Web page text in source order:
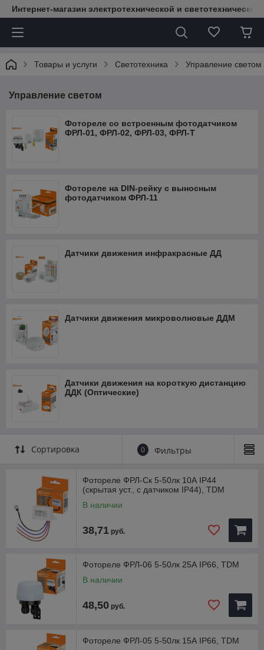
Интернет-магазин электротехнической и
Товары и услуги Светотехника Управление светом
Управление светом
Фотореле со встроенным фотодатчиком
ФРЛ-01, ФРЛ-02, ФРЛ-03, ФРЛ-Т
Фотореле на DIN-рейку с выносным
фотодатчиком ФРЛ-11
Датчики движения инфракрасные ДД
Датчики движения микроволновые ДДМ
Датчики движения на короткую дистанцию
ДДК (Оптические)
Сортировка 0 Фильтры
Фотореле ФРЛ-Ск 5-50лк 10А IP44
(скрытая уст., с датчиком IP44), TDM
В наличии
38,71 руб.
Фотореле ФРЛ-06 5-50лк 25А IP66, TDM
В наличии
48,50 руб.
Фотореле ФРЛ-05 5-50лк 15А IP66, TDM